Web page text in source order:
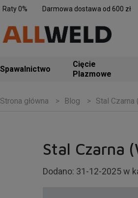
Raty 0% Darmowa dostawa od 600 zł
Spawalnictwo
Strona główna Blog Stal Czarna
Stal Czarna
Dodano: 31-12-2025w